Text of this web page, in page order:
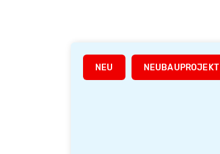
NEU NEUBAUPROJEKT